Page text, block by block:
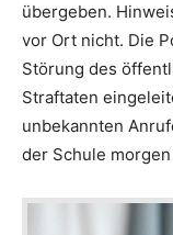
übergeben.
vor Ort nicht. Die
Störung des
Straftaten
unbekannten
der Schule